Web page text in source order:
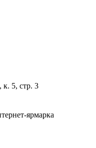
5, стр. 3
ярмарка